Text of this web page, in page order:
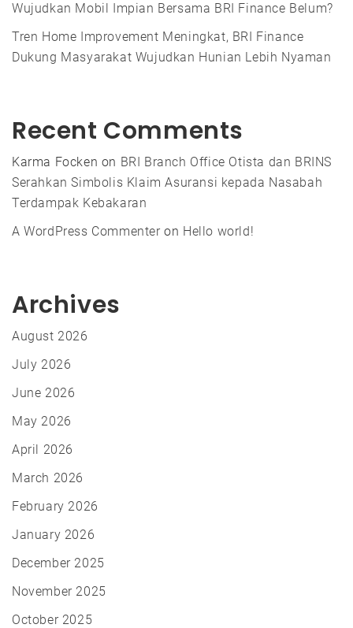
Wujudkan Mobil Impian Bersama BRI Finance Belum?
Tren Home Improvement Meningkat, BRI Finance
Dukung Masyarakat Wujudkan Hunian Lebih Nyaman
Recent Comments
Karma Focken on BRI Branch Office Otista dan BRINS
Serahkan Simbolis Klaim Asuransi kepada Nasabah
Terdampak Kebakaran
A WordPress Commenteron Hello world!
Archives
August 2026
July 2026
June 2026
May 2026
April 2026
March 2026
February 2026
January 2026
December 2025
November 2025
October 2025